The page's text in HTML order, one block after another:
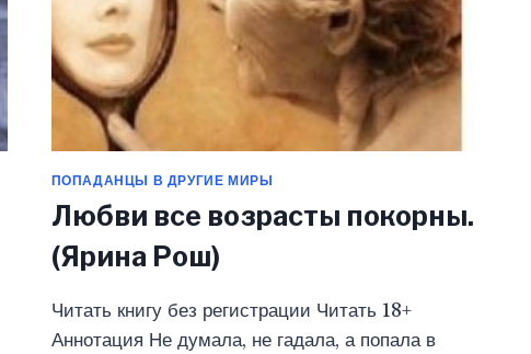
ПОПАДАНЦЫ В ДРУГИЕ МИРЫ
Любви все возрасты покорны.
(Ярина Рош)
Читать книгу без регистрации Читать 18+
Аннотация Не думала, не гадала, а попала в